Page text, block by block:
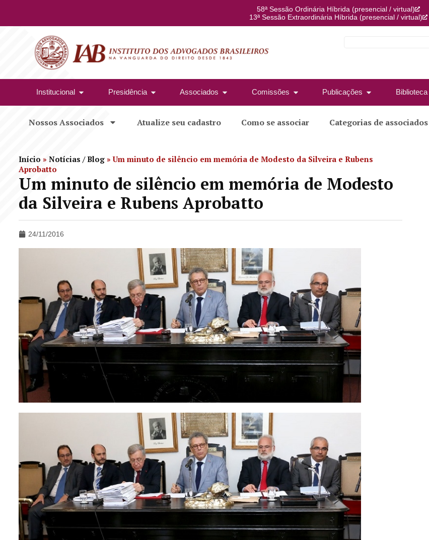
58ª Sessão Ordinária Híbrida (presencial / virtual)
13ª Sessão Extraordinária Híbrida (presencial / virtual)
Institucional Presidência Associados Comissões Publicações Biblioteca
Nossos Associados Atualize seu cadastro Como se associar Categorias de associados
Início » Notícias / Blog »Um minuto de silêncio em memória de Modesto da Silveira e Rubens
Aprobatto
Um minuto de silêncio em memória de Modesto
da Silveira e Rubens Aprobatto
24/11/2016